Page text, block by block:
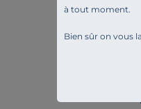
à tout moment.
Bien sûr on vous